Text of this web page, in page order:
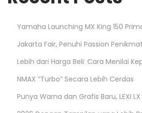
Yamaha Launching MX King 150
Jakarta Fair, Penuhi Passion
Lebih dari Harga Beli: Cara Menilai
NMAX “Turbo” Secara Lebih Cerdas
Punya Warna dan Grafis Baru, LEXI